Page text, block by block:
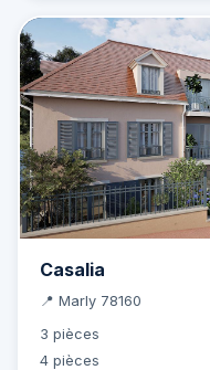
Casalia
📍 Marly 78160
3 pièces
4 pièces